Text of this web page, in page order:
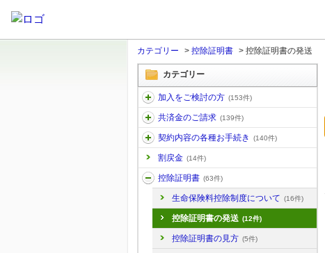
カテゴリー > 控除証明書 > 控除証明書の発送
カテゴリー
加入をご検討の方 (153件)
共済金のご請求 (139件)
契約内容の各種お手続き (140件)
割戻金 (14件)
控除証明書 (63件)
生命保険料控除制度について (16件)
控除証明書の発送 (12件)
控除証明書の見方 (5件)